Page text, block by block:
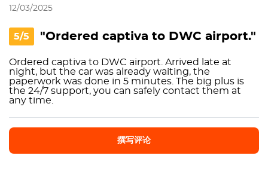
12/03/2025
5/5 "Ordered captiva to DWC airport."
Ordered captiva to DWC airport. Arrived late at
night, but the car was already waiting, the
paperwork was done in 5 minutes. The big plus is
the 24/7 support, you can safely contact them at
any time.
撰写评论